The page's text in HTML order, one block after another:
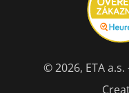
© 2026, ETA